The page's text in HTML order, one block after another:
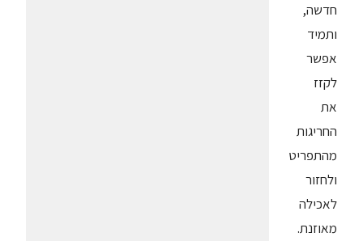
חדשה,
ותמיד
אפשר
לקזז
את
החריגות
מהתפריט
ולחזור
לאכילה
מאוזנת.